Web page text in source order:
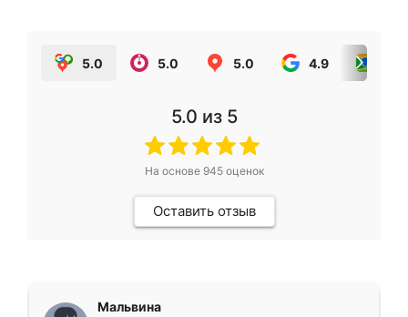
5.0 5.0 5.0 4.9
5.0 из 5
На основе 945оценок
Оставить отзыв
Мальвина